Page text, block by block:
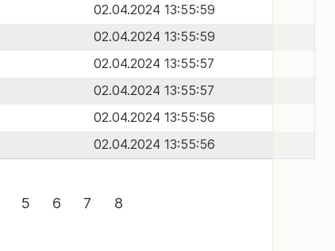
02.04.2024 13:55:59
02.04.2024 13:55:59
02.04.2024 13:55:57
02.04.2024 13:55:57
02.04.2024 13:55:56
02.04.2024 13:55:56
5 6 7 8